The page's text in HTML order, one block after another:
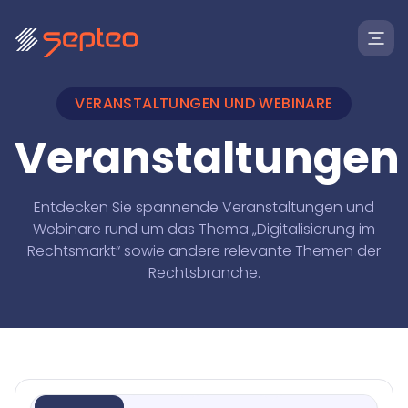
VERANSTALTUNGEN UND WEBINARE
Veranstaltungen
Entdecken Sie spannende Veranstaltungen und
Webinare rund um das Thema „Digitalisierung im
Rechtsmarkt“ sowie andere relevante Themen der
Rechtsbranche.